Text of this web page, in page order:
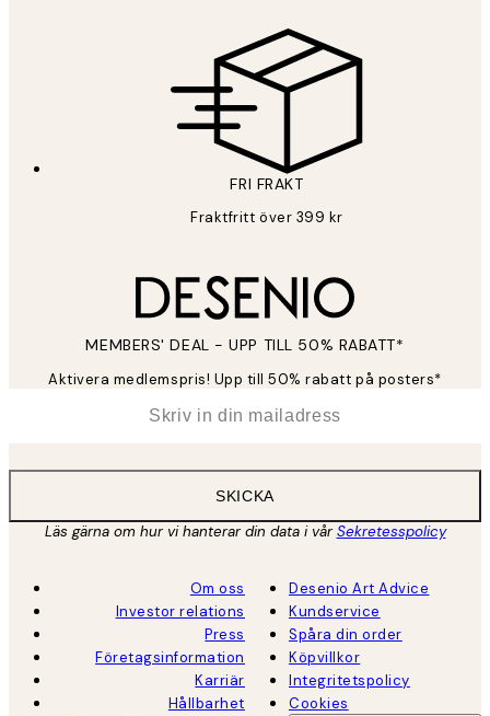
FRI FRAKT
Fraktfritt över 399 kr
MEMBERS' DEAL - UPP TILL 50% RABATT*
Aktivera medlemspris! Upp till 50% rabatt på posters*
SKICKA
Läs gärna om hur vi hanterar din data i vårSekretesspolicy
Om oss
Investor relations
Press
Företagsinformation
Karriär
Hållbarhet
Desenio Art Advice
Kundservice
Spåra din order
Köpvillkor
Integritetspolicy
Cookies